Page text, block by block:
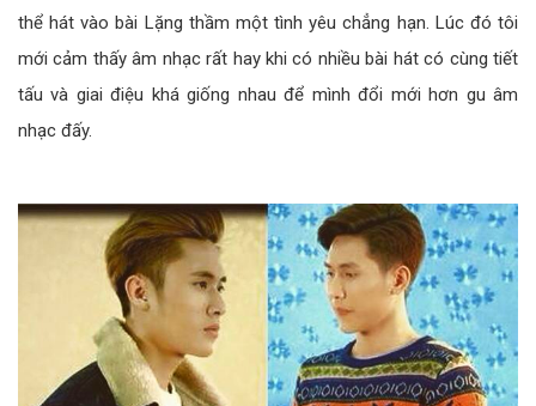
thể hát vào bài Lặng thầm một tình yêu chẳng hạn. Lúc đó tôi
mới cảm thấy âm nhạc rất hay khi có nhiều bài hát có cùng tiết
tấu và giai điệu khá giống nhau để mình đổi mới hơn gu âm
nhạc đấy.